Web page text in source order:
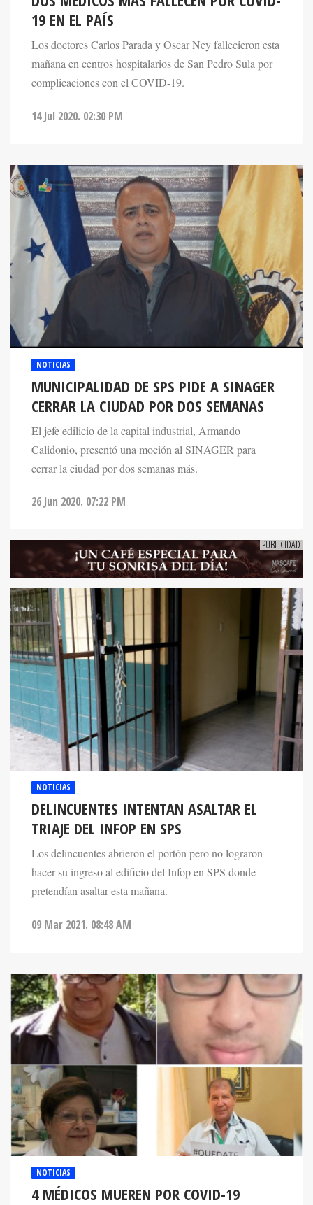
19 EN EL PAÍS
Los doctores Carlos Parada y Oscar Ney fallecieron esta
mañana en centros hospitalarios de San Pedro Sula por
complicaciones con el COVID-19.
14 Jul 2020. 02:30 PM
NOTICIAS
MUNICIPALIDAD DE SPS PIDE A SINAGER
CERRAR LA CIUDAD POR DOS SEMANAS
El jefe edilicio de la capital industrial, Armando
Calidonio, presentó una moción al SINAGER para
cerrar la ciudad por dos semanas más.
26 Jun 2020. 07:22 PM
NOTICIAS
DELINCUENTES INTENTAN ASALTAR EL
TRIAJE DEL INFOP EN SPS
Los delincuentes abrieron el portón pero no lograron
hacer su ingreso al edificio del Infop en SPS donde
pretendían asaltar esta mañana.
NOTICIAS
4 MÉDICOS MUEREN POR COVID-19
DURANTE EL FIN DE SEMANA EN SPS